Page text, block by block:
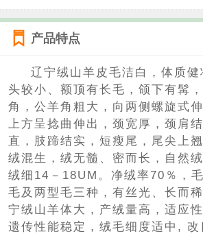
产品特点
辽宁绒山羊皮毛洁白，体质健
头较小、额顶有长毛，颌下有髯
角，公羊角粗大，向两侧螺旋式
上方呈捻曲伸出，颈宽厚，颈肩
直，肢蹄结实，短瘦尾，尾尖上
绒混生，绒无髓、密而长，自然
绒细14－18UM。净绒率70％，
毛及两型毛三种，有丝光、长而
宁绒山羊体大，产绒量高，适应
遗传性能稳定，绒毛细度适中, 改